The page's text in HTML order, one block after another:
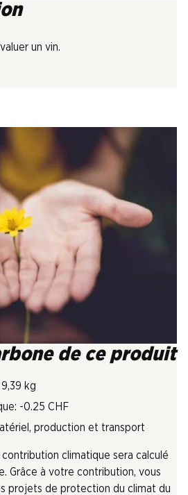
un vin.
de ce produit
kg
-0.25 CHF
production et transport
climatique sera calculé
Grâce à votre contribution, vous
projets de protection du climat du